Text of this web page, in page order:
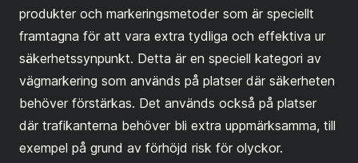
produkter och markeringsmetoder som är speciellt
framtagna för att vara extra tydliga och effektiva ur
säkerhetssynpunkt. Detta är en speciell kategori av
vägmarkering som används på platser där säkerheten
behöver förstärkas. Det används också på platser
där trafikanterna behöver bli extra uppmärksamma, till
exempel på grund av förhöjd risk för olyckor.